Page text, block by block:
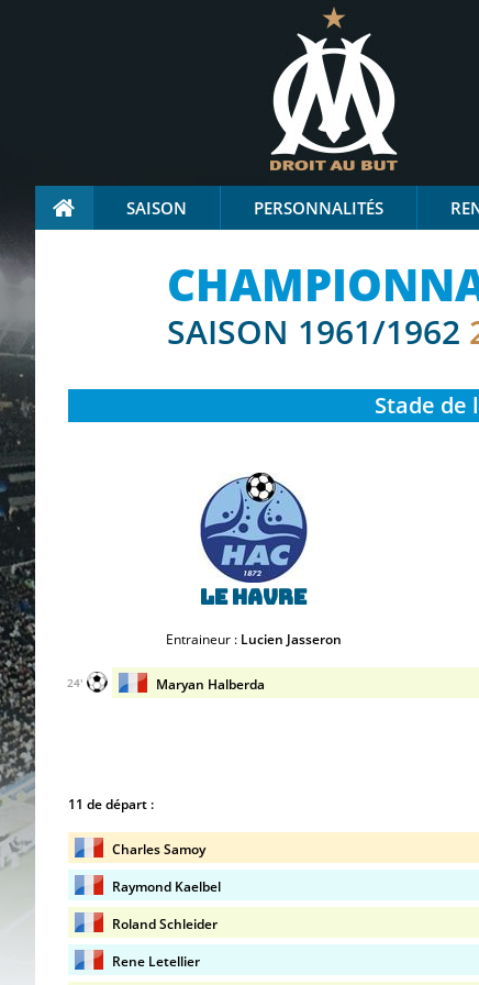
SAISON PERSONNALITÉS
SAISON 1961/1962
Stade de
Le Havre
Entraineur : Lucien Jasseron
Maryan Halberda
24'
11 de départ :
Charles Samoy
Raymond Kaelbel
Roland Schleider
Rene Letellier